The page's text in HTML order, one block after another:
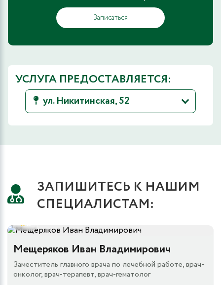
Записаться
УСЛУГА ПРЕДОСТАВЛЯЕТСЯ:
ул. Никитинская, 52
ЗАПИШИТЕСЬ К НАШИМ
СПЕЦИАЛИСТАМ:
Мещеряков Иван Владимирович
Заместитель главного врача по лечебной работе, врач-
онколог, врач-терапевт, врач-гематолог